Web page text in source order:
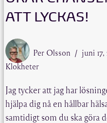
ATT LYCKAS!
Per Olsson
juni 17,
Klokheter
Jag tycker att jag har
hjälpa dig nå en hållbar
samtidigt som du ska göra